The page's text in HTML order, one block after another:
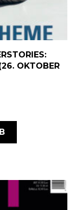
OKTOBER